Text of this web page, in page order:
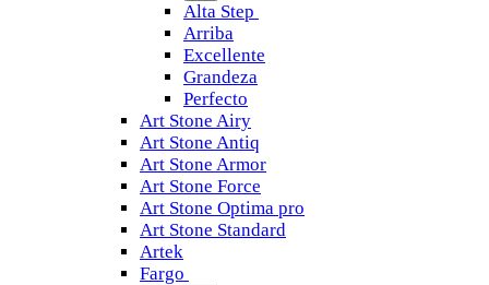
Alta Step
Arriba
Excellente
Grandeza
Perfecto
Art Stone Airy
Art Stone Antiq
Art Stone Armor
Art Stone Force
Art Stone Optima pro
Art Stone Standard
Artek
Fargo